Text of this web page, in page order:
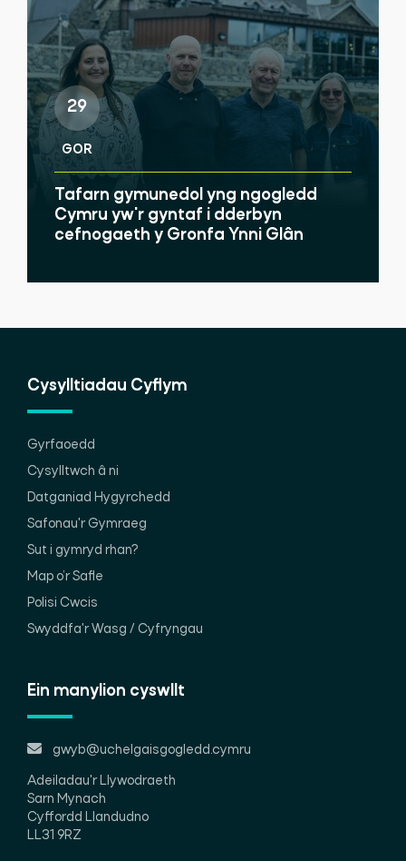
29
GOR
Tafarn gymunedol yng ngogledd
Cymru yw'r gyntaf i dderbyn
cefnogaeth y Gronfa Ynni Glân
Cysylltiadau Cyflym
Gyrfaoedd
Cysylltwch â ni
Datganiad Hygyrchedd
Safonau'r Gymraeg
Sut i gymryd rhan?
Map o’r Safle
Polisi Cwcis
Swyddfa'r Wasg / Cyfryngau
Ein manylion cyswllt
gwyb@uchelgaisgogledd.cymru
Adeiladau'r Llywodraeth
Sarn Mynach
Cyffordd Llandudno
LL31 9RZ